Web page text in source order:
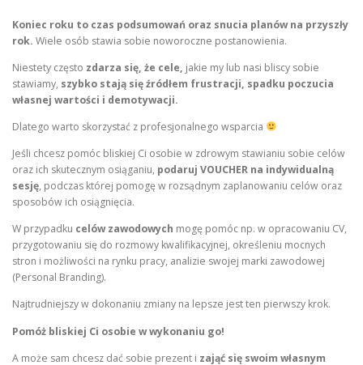
Koniec roku to czas podsumowań oraz snucia planów na przyszły
rok. Wiele osób stawia sobie noworoczne postanowienia.
Niestety często zdarza się, że cele, jakie my lub nasi bliscy sobie
stawiamy, szybko stają się źródłem frustracji, spadku poczucia
własnej wartości i demotywacji.
Dlatego warto skorzystać z profesjonalnego wsparcia
Jeśli chcesz pomóc bliskiej Ci osobie w zdrowym stawianiu sobie celów
oraz ich skutecznym osiąganiu, podaruj VOUCHER na indywidualną
sesję, podczas której pomogę w rozsądnym zaplanowaniu celów oraz
sposobów ich osiągnięcia.
W przypadku celów zawodowych mogę pomóc np. w opracowaniu CV,
przygotowaniu się do rozmowy kwalifikacyjnej, określeniu mocnych
stron i możliwości na rynku pracy, analizie swojej marki zawodowej
(Personal Branding).
Najtrudniejszy w dokonaniu zmiany na lepsze jest ten pierwszy krok.
Pomóż bliskiej Ci osobie w wykonaniu go!
A może sam chcesz dać sobie prezent i zająć się swoim własnym